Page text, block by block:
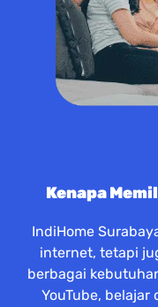
Kenapa
IndiHome
internet, tetapi
berbagai
YouTube, belajar